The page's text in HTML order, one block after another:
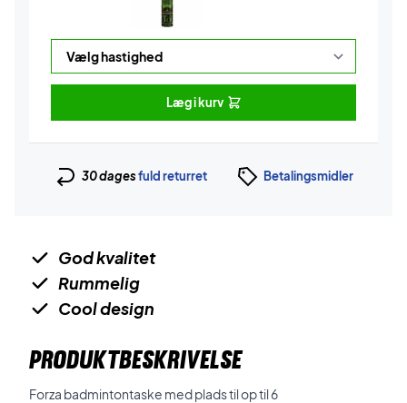
Læg i kurv
30 dagesfuld returret Betalingsmidler
God kvalitet
Rummelig
Cool design
PRODUKTBESKRIVELSE
Forza badmintontaske med plads til op til 6